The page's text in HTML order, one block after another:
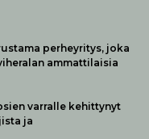
perheyritys, joka
ammattilaisia
varralle kehittynyt
ja